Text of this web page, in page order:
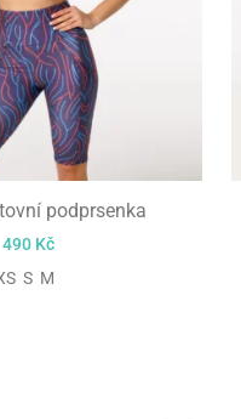
podprsenka
490 Kč
S M